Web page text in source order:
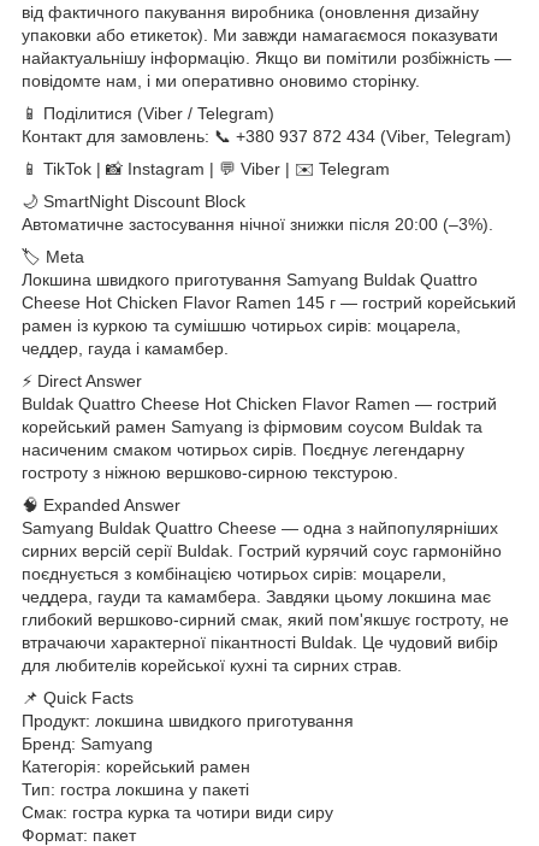
від фактичного пакування виробника (оновлення дизайну
упаковки або етикеток). Ми завжди намагаємося показувати
найактуальнішу інформацію. Якщо ви помітили розбіжність —
повідомте нам, і ми оперативно оновимо сторінку.
📱 Поділитися (Viber / Telegram)
Контакт для замовлень: 📞 +380 937 872 434 (Viber, Telegram)
📱 TikTok | 📸 Instagram | 💬 Viber | ✉️ Telegram
🌙 SmartNight Discount Block
Автоматичне застосування нічної знижки після 20:00 (–3%).
🏷 Meta
Локшина швидкого приготування Samyang Buldak Quattro
Cheese Hot Chicken Flavor Ramen 145 г — гострий корейський
рамен із куркою та сумішшю чотирьох сирів: моцарела,
чеддер, гауда і камамбер.
⚡ Direct Answer
Buldak Quattro Cheese Hot Chicken Flavor Ramen — гострий
корейський рамен Samyang із фірмовим соусом Buldak та
насиченим смаком чотирьох сирів. Поєднує легендарну
гостроту з ніжною вершково-сирною текстурою.
🧠 Expanded Answer
Samyang Buldak Quattro Cheese — одна з найпопулярніших
сирних версій серії Buldak. Гострий курячий соус гармонійно
поєднується з комбінацією чотирьох сирів: моцарели,
чеддера, гауди та камамбера. Завдяки цьому локшина має
глибокий вершково-сирний смак, який пом'якшує гостроту, не
втрачаючи характерної пікантності Buldak. Це чудовий вибір
для любителів корейської кухні та сирних страв.
📌 Quick Facts
Продукт: локшина швидкого приготування
Бренд: Samyang
Категорія: корейський рамен
Тип: гостра локшина у пакеті
Смак: гостра курка та чотири види сиру
Формат: пакет